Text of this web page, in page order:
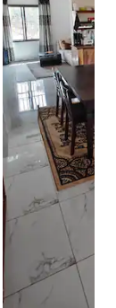
média